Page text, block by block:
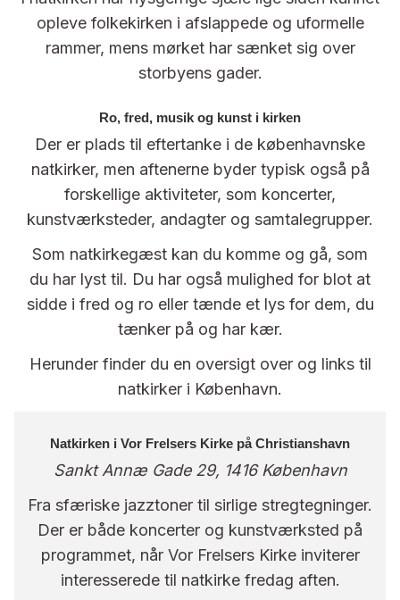
opleve folkekirken i afslappede og uformelle
rammer, mens mørket har sænket sig over
storbyens gader.
Ro, fred, musik og kunst i kirken
Der er plads til eftertanke i de københavnske
natkirker, men aftenerne byder typisk også på
forskellige aktiviteter, som koncerter,
kunstværksteder, andagter og samtalegrupper.
Som natkirkegæst kan du komme og gå, som
du har lyst til. Du har også mulighed for blot at
sidde i fred og ro eller tænde et lys for dem, du
tænker på og har kær.
Herunder finder du en oversigt over og links til
natkirker i København.
Natkirken i Vor Frelsers Kirke på Christianshavn
Sankt Annæ Gade 29, 1416 København
Fra sfæriske jazztoner til sirlige stregtegninger.
Der er både koncerter og kunstværksted på
programmet, når Vor Frelsers Kirke inviterer
interesserede til natkirke fredag aften.